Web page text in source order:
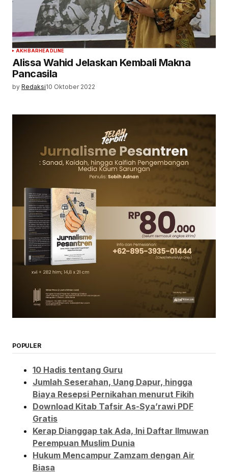
AKHBARHEADLINE
Alissa Wahid Jelaskan Kembali Makna
Pancasila
by Redaksi10 Oktober 2022
POPULER
10 Hadis tentang Guru
Jumlah Seserahan, Uang Dapur, hingga
Biaya Resepsi Pernikahan menurut Fikih
Download Kitab Tafsir As-Sya’rawi PDF
Gratis
Kerap Dianggap tak Ada, Ini Daftar Ilmuwan
Perempuan Muslim Dunia
Hukum Mencampur Zamzam dengan Air
Biasa